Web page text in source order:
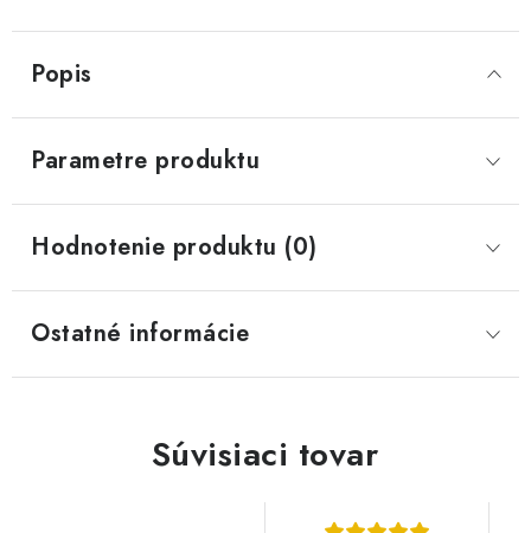
Popis
Parametre produktu
Hodnotenie produktu (0)
Ostatné informácie
Súvisiaci tovar